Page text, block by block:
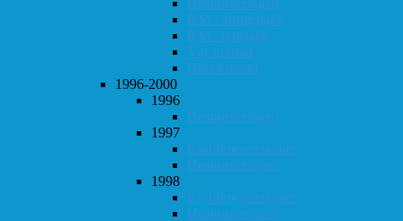
KM i hurtigsjakk
KM i lynsjakk
Vår-konrad
Høst-konrad
1996-2000
1996
Høstturneringen
1997
Klubbmesterskapet
Høstturneringen
1998
Klubbmesterskapet
Høstturneringen